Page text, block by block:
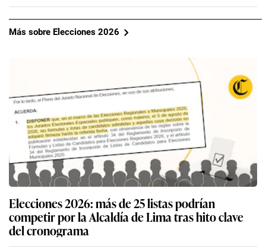
Más sobre Elecciones 2026
Elecciones 2026: más de 25 listas podrían
competir por la Alcaldía de Lima tras hito clave
del cronograma